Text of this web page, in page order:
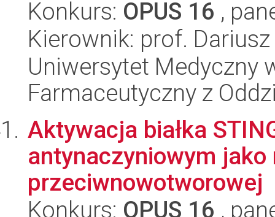
Konkurs: OPUS 16 ,
Kierownik: prof.
Uniwersytet Medyczny
Farmaceutyczny z
Aktywacja białka
antynaczyniowym
przeciwnowotworowej
Konkurs: OPUS 16 ,